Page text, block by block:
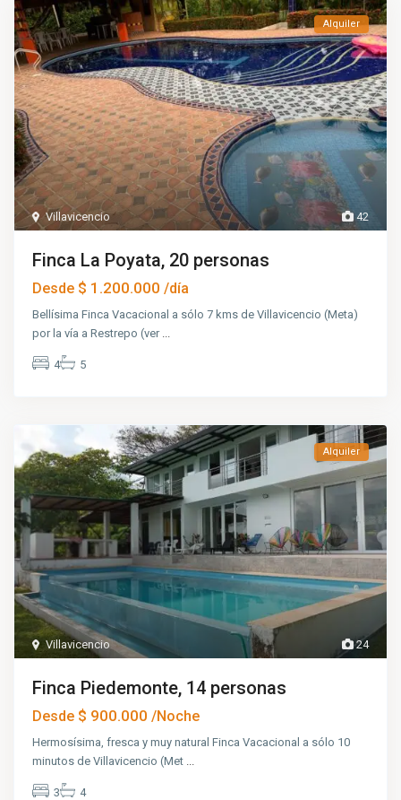
42
Villavicencio
Alquiler
Finca La Poyata, 20 personas
Desde $ 1.200.000/día
Bellísima Finca Vacacional a sólo 7 kms de Villavicencio (Meta)
por la vía a Restrepo (ver
4 5
24
Villavicencio
Alquiler
Finca Piedemonte, 14 personas
Desde $ 900.000/Noche
Hermosísima, fresca y muy natural Finca Vacacional a sólo 10
minutos de Villavicencio (Met
3 4